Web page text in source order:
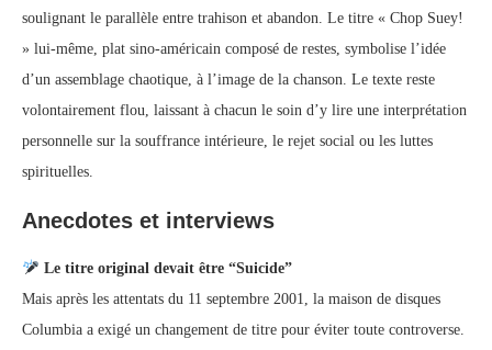
soulignant le parallèle entre trahison et abandon. Le titre « Chop Suey!
» lui-même, plat sino-américain composé de restes, symbolise l’idée
d’un assemblage chaotique, à l’image de la chanson. Le texte reste
volontairement flou, laissant à chacun le soin d’y lire une interprétation
personnelle sur la souffrance intérieure, le rejet social ou les luttes
spirituelles.
Anecdotes et interviews
Le titre original devait être “Suicide”
Mais après les attentats du 11 septembre 2001, la maison de disques
Columbia a exigé un changement de titre pour éviter toute controverse.